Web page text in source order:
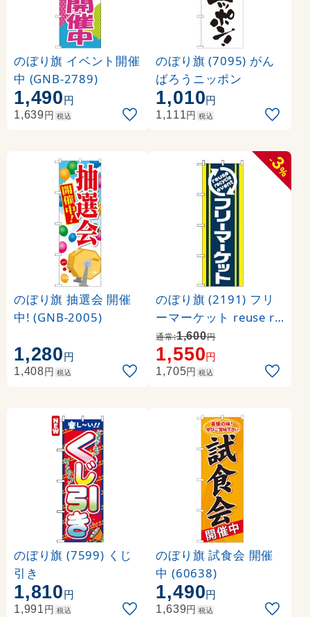
のぼり旗 イベント開催
中 (GNB-2789)
1,490円
1,639円 税込
のぼり旗 (7095) がん
ばろうニッポン
1,010円
1,111円 税込
のぼり旗 抽選会 開催
中! (GNB-2005)
1,280円
1,408円 税込
-
3
%
のぼり旗 (2191) フリ
ーマーケット reuse re
cycle event
通常:1,600円
1,550円
1,705円 税込
のぼり旗 (7599) くじ
引き
1,810円
1,991円 税込
のぼり旗 試食会 開催
中 (60638)
1,490円
1,639円 税込